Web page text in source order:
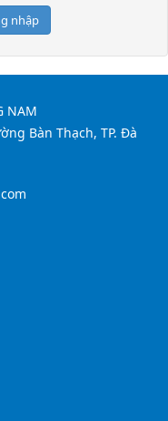
nhập
NAM
Bàn Thạch, TP. Đà